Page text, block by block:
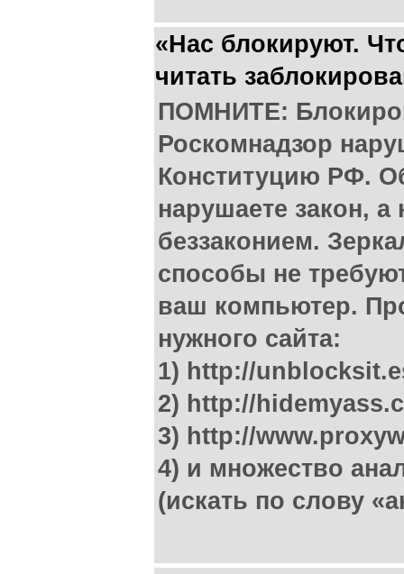
«Нас блокируют.
читать
ПОМНИТЕ:
Роскомнадзор
Конституцию РФ.
нарушаете закон, а
беззаконием.
способы не
ваш компьютер.
нужного сайта:
1) http://
2) http://
3) http://
4) и множество
(искать по слову